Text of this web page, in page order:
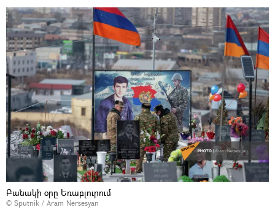
Բանակի օրը Եռաբլուրում
© Sputnik / Aram Nersesyan